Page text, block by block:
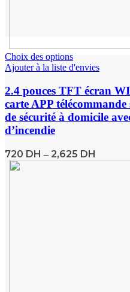
Choix des options
Ajouter à la liste d'envies
2.4 pouces TFT écran
carte APP télécommande
de sécurité à domicile
d’incendie
720 DH – 2,625 DH